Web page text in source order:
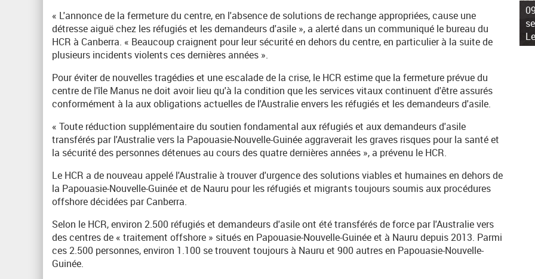
« L'annonce de la fermeture du centre, en l'absence de solutions de rechange appropriées, cause une
détresse aiguë chez les réfugiés et les demandeurs d'asile », a alerté dans un communiqué le bureau du
HCR à Canberra. « Beaucoup craignent pour leur sécurité en dehors du centre, en particulier à la suite de
plusieurs incidents violents ces dernières années ».
Pour éviter de nouvelles tragédies et une escalade de la crise, le HCR estime que la fermeture prévue du
centre de l'île Manus ne doit avoir lieu qu'à la condition que les services vitaux continuent d'être assurés
conformément à la aux obligations actuelles de l'Australie envers les réfugiés et les demandeurs d'asile.
« Toute réduction supplémentaire du soutien fondamental aux réfugiés et aux demandeurs d'asile
transférés par l'Australie vers la Papouasie-Nouvelle-Guinée aggraverait les graves risques pour la santé et
la sécurité des personnes détenues au cours des quatre dernières années », a prévenu le HCR.
Le HCR a de nouveau appelé l'Australie à trouver d'urgence des solutions viables et humaines en dehors de
la Papouasie-Nouvelle-Guinée et de Nauru pour les réfugiés et migrants toujours soumis aux procédures
offshore décidées par Canberra.
Selon le HCR, environ 2.500 réfugiés et demandeurs d'asile ont été transférés de force par l'Australie vers
des centres de « traitement offshore » situés en Papouasie-Nouvelle-Guinée et à Nauru depuis 2013. Parmi
ces 2.500 personnes, environ 1.100 se trouvent toujours à Nauru et 900 autres en Papouasie-Nouvelle-
Guinée.